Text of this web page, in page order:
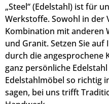
„Steel“ (Edelstahl) ist für
Werkstoffe. Sowohl in der
Kombination mit anderen
und Granit. Setzen Sie
durch die angesprochene
ganz persönliche
Edelstahlmöbel so richtig
sagen, bei uns trifft